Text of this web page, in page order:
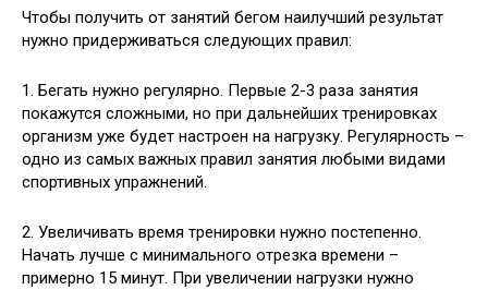
Чтобы получить от занятий бегом наилучший результат
нужно придерживаться следующих правил:
1. Бегать нужно регулярно. Первые 2-3 раза занятия
покажутся сложными, но при дальнейших тренировках
организм уже будет настроен на нагрузку. Регулярность –
одно из самых важных правил занятия любыми видами
спортивных упражнений.
2. Увеличивать время тренировки нужно постепенно.
Начать лучше с минимального отрезка времени –
примерно 15 минут. При увеличении нагрузки нужно